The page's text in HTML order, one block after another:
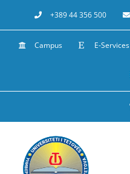
to
content
+389 44 356 500
Campus E-Services